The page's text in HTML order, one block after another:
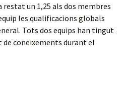
un 1,25 als dos membres
les qualificacions globals
Tots dos equips han tingut
coneixements durant el